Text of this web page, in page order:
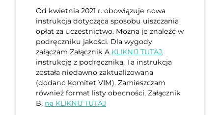
Od kwietnia 2021 r. obowiązuje nowa
instrukcja dotycząca sposobu uiszczania
opłat za uczestnictwo. Można je znaleźć w
podręczniku jakości. Dla wygody
załączam Załącznik A KLIKNIJ TUTAJ,
instrukcję z podręcznika. Ta instrukcja
została niedawno zaktualizowana
(dodano komitet VIM). Zamieszczam
również format listy obecności, Załącznik
B, na KLIKNIJ TUTAJ